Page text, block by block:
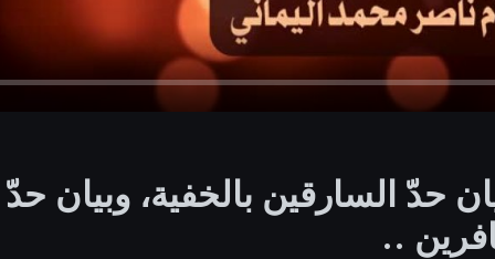
حدّ السارقين بالخفية، وبيان حدّ
..